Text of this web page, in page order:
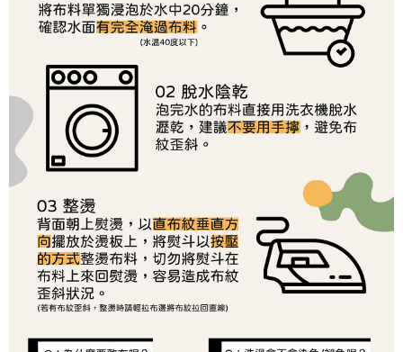
權轉讓予恩沛科技股份有限公司。
２．關於個人資料處理事宜，請瀏覽以下網址：
https://aftee.tw/terms/#terms3
３．未成年的使用者請事先徵得法定代理人或監護人之同意方可使用
「AFTEE先享後付」，若未經同意申辦者引起之損失，本公司不負相關責
４．使用「AFTEE先享後付」時，將依據個別帳號之用戶狀況，依本公司即
時審查核予不同之上限額度；若仍有額度不足之情形，本公司將視審查結果
請求用戶進行身份認證。
５．嚴禁一人註冊多個帳號或使用他人資訊註冊。若發現惡意使用之情形，
恩沛科技股份有限公司將有權停止該用戶之使用額度並採取法律行動。
離島宅配